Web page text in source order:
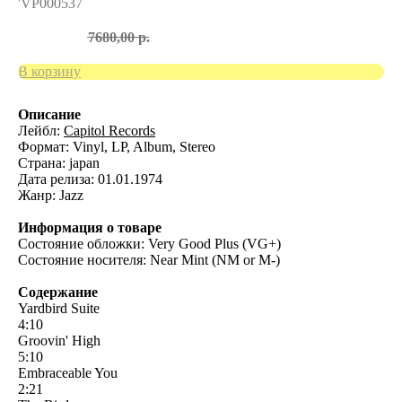
'VP000537
7680,00 р.
В корзину
Описание
Лейбл: Capitol Records
Формат: Vinyl, LP, Album, Stereo
Страна: japan
Дата релиза: 01.01.1974
Жанр: Jazz
Информация о товаре
Состояние обложки: Very Good Plus (VG+)
Состояние носителя: Near Mint (NM or M-)
Содержание
Yardbird Suite
4:10
Groovin' High
5:10
Embraceable You
2:21